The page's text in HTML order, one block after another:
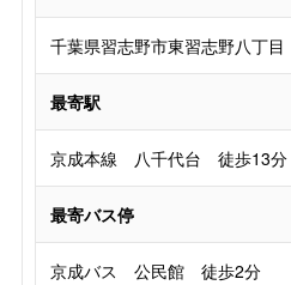
千葉県習志野市東習志野八丁目
最寄駅
京成本線 八千代台 徒歩13分
最寄バス停
京成バス 公民館 徒歩2分